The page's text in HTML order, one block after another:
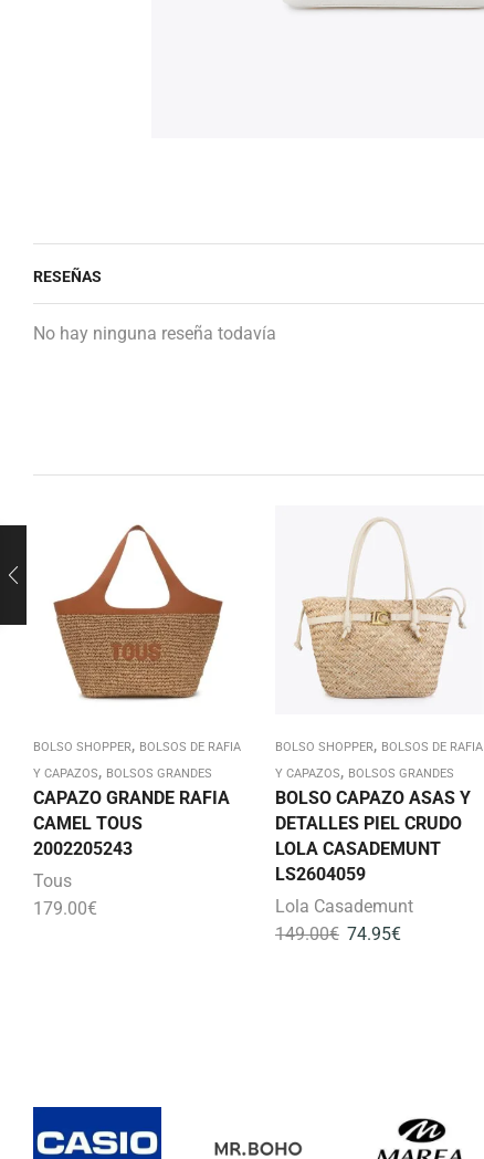
RESEÑAS
No hay ninguna reseña todavía
BOLSO SHOPPER, BOLSOS DE RAFIA
Y CAPAZOS, BOLSOS GRANDES
CAPAZO GRANDE RAFIA
CAMEL TOUS
2002205243
Tous
179.00€
BOLSO SHOPPER, BOLSOS DE RAFIA
Y CAPAZOS, BOLSOS GRANDES
BOLSO CAPAZO ASAS Y
DETALLES PIEL CRUDO
LOLA CASADEMUNT
LS2604059
Lola Casademunt
149.00€ 74.95€